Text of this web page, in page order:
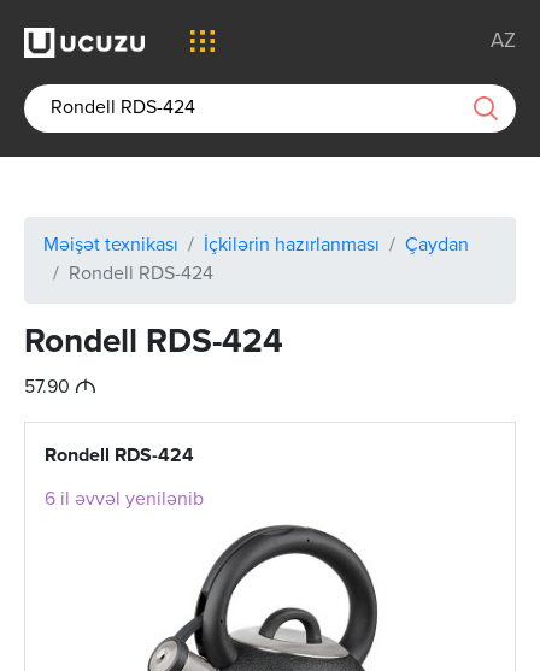
AZ
Məişət texnikası İçkilərin hazırlanması
Çaydan
Rondell RDS-424
Rondell RDS-424
57.90 M
Rondell RDS-424
6 il əvvəl yenilənib